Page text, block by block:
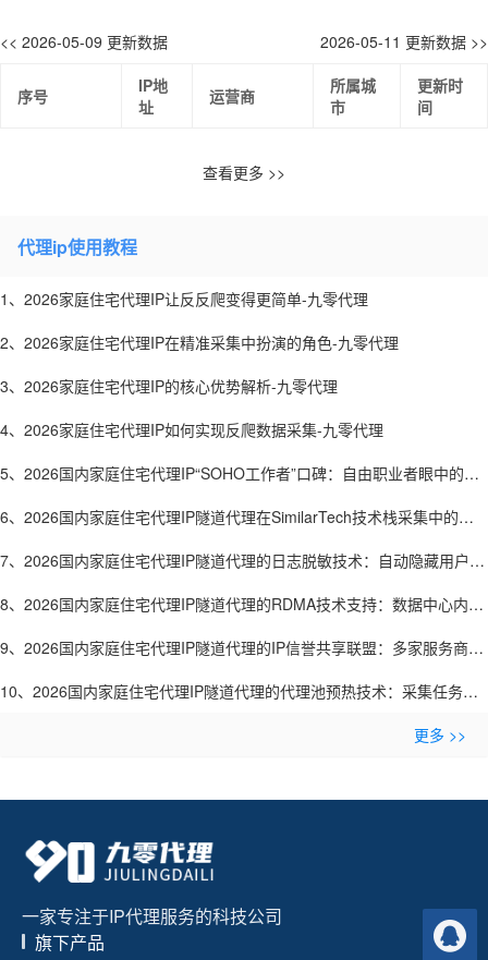
<< 2026-05-09 更新数据 2026-05-11 更新数据 >>
序号
IP地
址
运营商
所属城
市
更新时
间
查看更多 >>
代理ip使用教程
1、2026家庭住宅代理IP让反反爬变得更简单-九零代理
2、2026家庭住宅代理IP在精准采集中扮演的角色-九零代理
3、2026家庭住宅代理IP的核心优势解析-九零代理
4、2026家庭住宅代理IP如何实现反爬数据采集-九零代理
5、2026国内家庭住宅代理IP“SOHO工作者”口碑：自由职业者眼中的好
用代理-九零代理
6、2026国内家庭住宅代理IP隧道代理在SimilarTech技术栈采集中的应
用：网站技术分析-九零代理
7、2026国内家庭住宅代理IP隧道代理的日志脱敏技术：自动隐藏用户敏
感信息-九零代理
8、2026国内家庭住宅代理IP隧道代理的RDMA技术支持：数据中心内部
零拷贝传输-九零代理
9、2026国内家庭住宅代理IP隧道代理的IP信誉共享联盟：多家服务商共
建黑名单库-九零代理
10、2026国内家庭住宅代理IP隧道代理的代理池预热技术：采集任务开
更多 >>
一家专注于IP代理服务的科技公司
旗下产品